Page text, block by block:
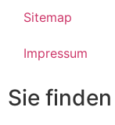
Sitemap
Impressum
Sie